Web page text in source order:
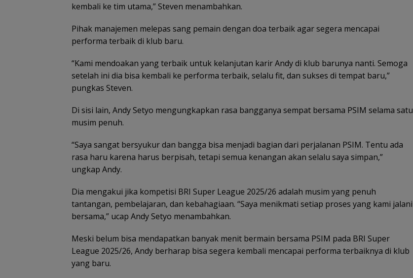
kembali ke tim utama,” Steven menambahkan.
Pihak manajemen melepas sang pemain dengan doa terbaik agar segera mencapai
performa terbaik di klub baru.
“Kami mendoakan yang terbaik untuk kelanjutan karir Andy di klub barunya nanti. Semoga
setelah ini dia bisa kembali ke performa terbaik, selalu fit, dan sukses di tempat baru,”
pungkas Steven.
Di sisi lain, Andy Setyo mengungkapkan rasa bangganya sempat bersama PSIM selama satu
musim penuh.
“Saya sangat bersyukur dan bangga bisa menjadi bagian dari perjalanan PSIM. Tentu ada
rasa haru karena harus berpisah, tetapi semua kenangan akan selalu saya simpan,”
ungkap Andy.
Dia mengakui jika kompetisi BRI Super League 2025/26 adalah musim yang penuh
tantangan, pembelajaran, dan kebahagiaan. “Saya menikmati setiap proses yang kami jalani
bersama,” ucap Andy Setyo menambahkan.
Meski belum bisa mendapatkan banyak menit bermain bersama PSIM pada BRI Super
League 2025/26, Andy berharap bisa segera kembali mencapai performa terbaiknya di klub
yang baru.